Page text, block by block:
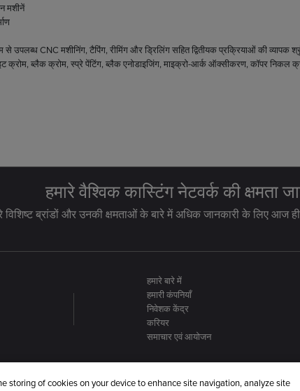
मशीनें
से उपलब्ध CNC मशीनिंग, टैपिंग, रीमिंग और ड्रिलिंग सहित द्वितीयक प्रक्रियाओं की व्यापक
क्रोम, ब्लैक क्रोम, स्प्रे पेंटिंग, ब्लैक एनोडाइजिंग, माइक्रो-आर्क ऑक्सीकरण, कॉपर निकल
हमारे वैश्विक कास्टिंग नेटवर्क की क्षमता
विशिष्ट ब्रांडों और उनकी क्षमताओं के बारे में अधिक जानकारी के लिए आज
हमारे बारे में
हमारी कंपनियाँ
निवेशक केंद्र
करियर
समाचार एवं आयोजन
storing of cookies on your device to enhance site navigation, analyze site